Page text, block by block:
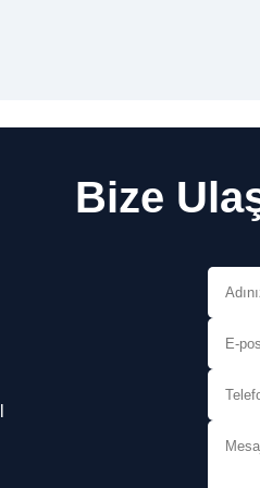
Bize